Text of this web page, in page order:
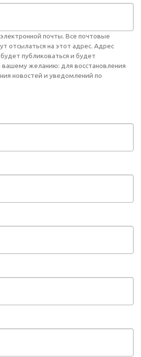
почты. Все почтовые
отсылаться на этот адрес. Адрес
публиковаться и будет
вашему желанию: для восстановления
новостей и уведомлений по